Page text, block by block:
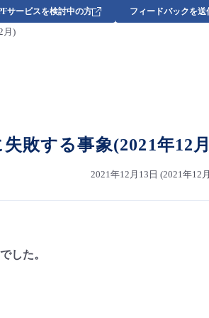
サービスを検討中の方 フィードバックを送
月)
敗する事象(2021年12
2021年12月13日 (2021年12
した。